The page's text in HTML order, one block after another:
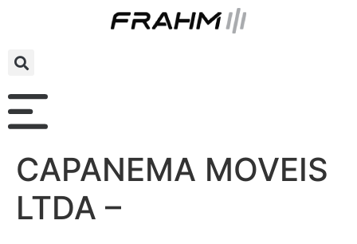
CAPANEMA MOVEIS
LTDA –